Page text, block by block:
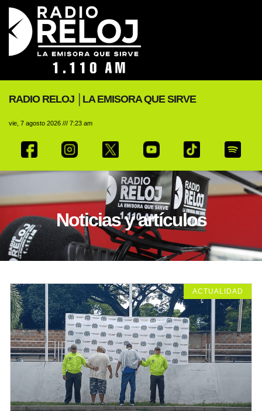
RADIO RELOJ │LA EMISORA QUE SIRVE
vie, 7 agosto 2026 /// 7:23 am
Noticias y artículos
ACTUALIDAD